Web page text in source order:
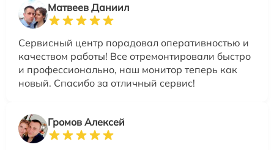
Матвеев Даниил
Сервисный центр порадовал оперативностью и
качеством работы! Все отремонтировали быстро
и профессионально, наш монитор теперь как
новый. Спасибо за отличный сервис!
Громов Алексей